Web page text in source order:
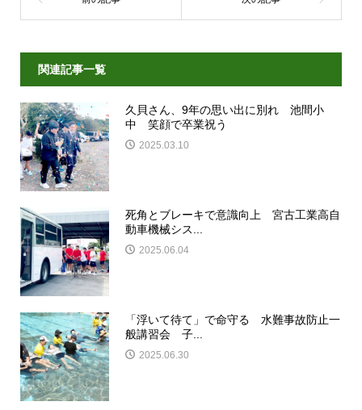
関連記事一覧
久貝さん、9年の思い出に別れ 池間小
中 笑顔で卒業祝う
2025.03.10
死角とブレーキで意識向上 宮古工業高自
動車機械シス...
2025.06.04
「浮いて待て」で命守る 水難事故防止一
般講習会 子...
2025.06.30